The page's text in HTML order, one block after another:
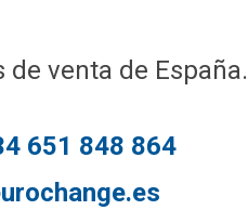
venta de España.
651 848 864